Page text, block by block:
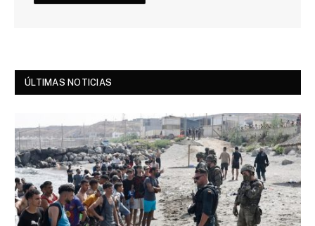
ÚLTIMAS NOTICIAS